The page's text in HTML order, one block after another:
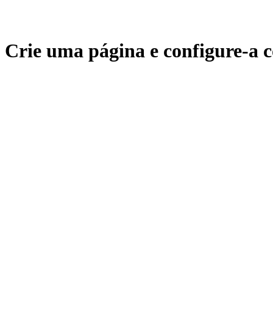
Crie uma página e configure-a